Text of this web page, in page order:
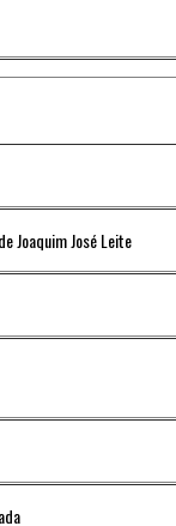
Joaquim José Leite